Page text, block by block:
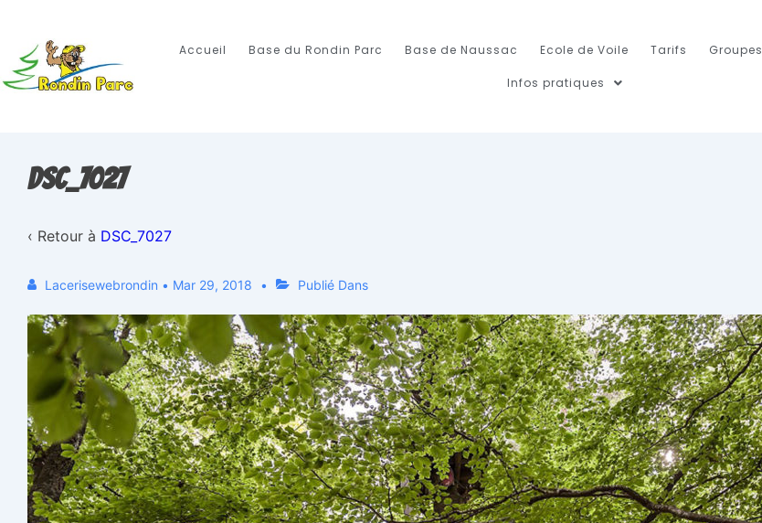
Accueil Base du Rondin Parc Base de Naussac Ecole de Voile Tarifs Groupes
Infos pratiques
DSC_7027
‹ Retour à DSC_7027
Lacerisewebrondin • Mar 29, 2018 Publié Dans